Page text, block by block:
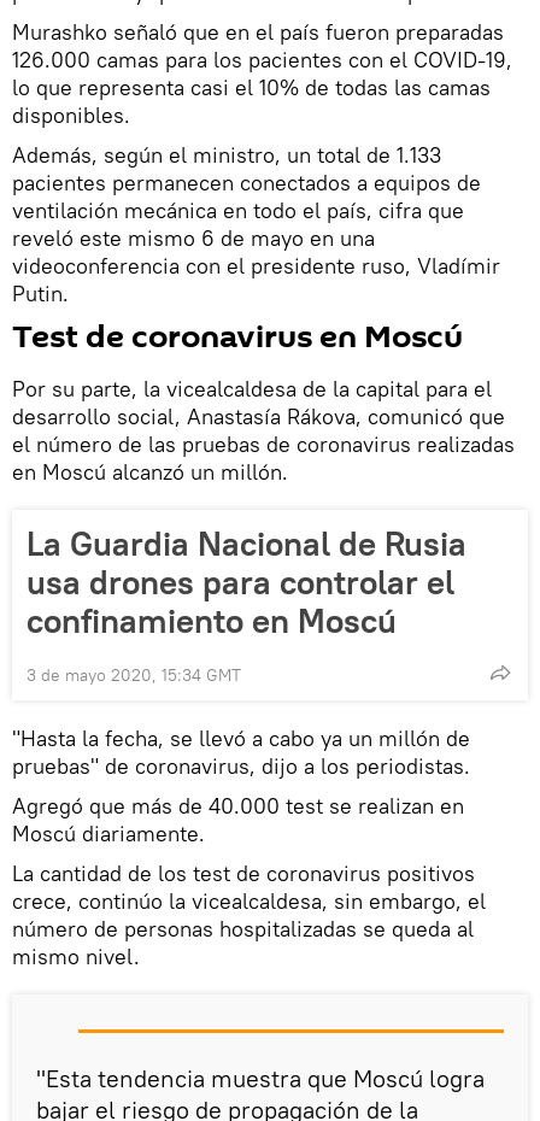
Murashko señaló que en el país fueron preparadas
126.000 camas para los pacientes con el COVID-19,
lo que representa casi el 10% de todas las camas
disponibles.
Además, según el ministro, un total de 1.133
pacientes permanecen conectados a equipos de
ventilación mecánica en todo el país, cifra que
reveló este mismo 6 de mayo en una
videoconferencia con el presidente ruso, Vladímir
Putin.
Test de coronavirus en Moscú
Por su parte, la vicealcaldesa de la capital para el
desarrollo social, Anastasía Rákova, comunicó que
el número de las pruebas de coronavirus realizadas
en Moscú alcanzó un millón.
La Guardia Nacional de Rusia
usa drones para controlar el
confinamiento en Moscú
3 de mayo 2020, 15:34 GMT
"Hasta la fecha, se llevó a cabo ya un millón de
pruebas" de coronavirus, dijo a los periodistas.
Agregó que más de 40.000 test se realizan en
Moscú diariamente.
La cantidad de los test de coronavirus positivos
crece, continúo la vicealcaldesa, sin embargo, el
número de personas hospitalizadas se queda al
mismo nivel.
"Esta tendencia muestra que Moscú logra
bajar el riesgo de propagación de la